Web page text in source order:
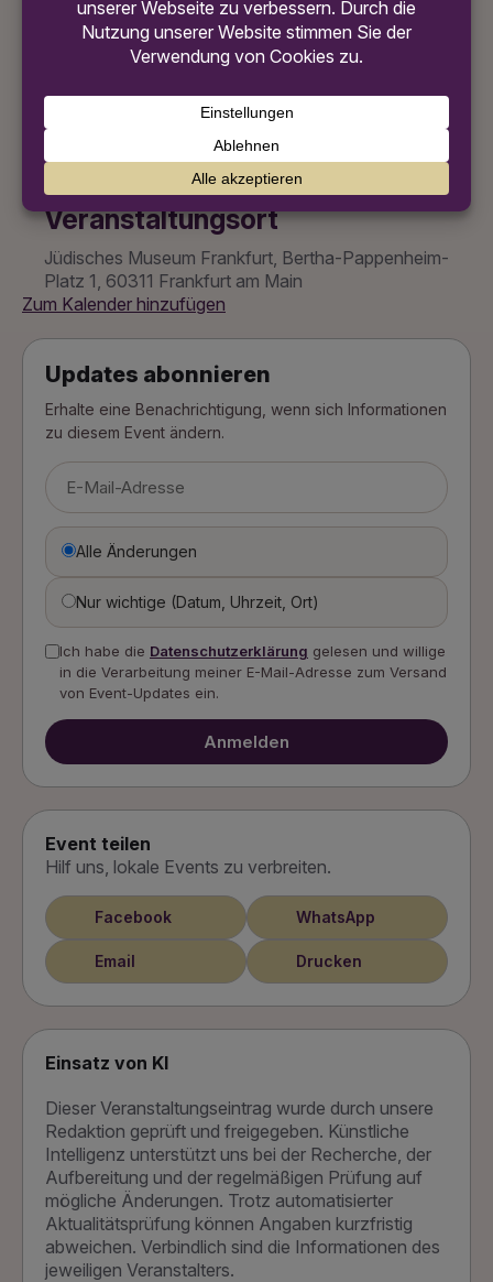
Veranstalter
ZUM VERANSTALTER
Veranstaltungsort
Jüdisches Museum Frankfurt, Bertha-Pappenheim-
Platz 1, 60311 Frankfurt am Main
Zum Kalender hinzufügen
Updates abonnieren
Erhalte eine Benachrichtigung, wenn sich Informationen
zu diesem Event ändern.
Alle Änderungen
Nur wichtige (Datum, Uhrzeit, Ort)
Ich habe die Datenschutzerklärung gelesen und willige
in die Verarbeitung meiner E-Mail-Adresse zum Versand
von Event-Updates ein.
Anmelden
Event teilen
Hilf uns, lokale Events zu verbreiten.
Facebook WhatsApp
Email Drucken
Einsatz von KI
Dieser Veranstaltungseintrag wurde durch unsere
Redaktion geprüft und freigegeben. Künstliche
Intelligenz unterstützt uns bei der Recherche, der
Aufbereitung und der regelmäßigen Prüfung auf
mögliche Änderungen. Trotz automatisierter
Aktualitätsprüfung können Angaben kurzfristig
abweichen. Verbindlich sind die Informationen des
jeweiligen Veranstalters.